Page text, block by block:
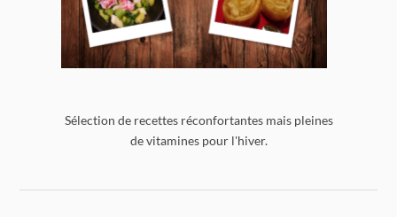
Sélection de recettes réconfortantes mais pleines
de vitamines pour l'hiver.